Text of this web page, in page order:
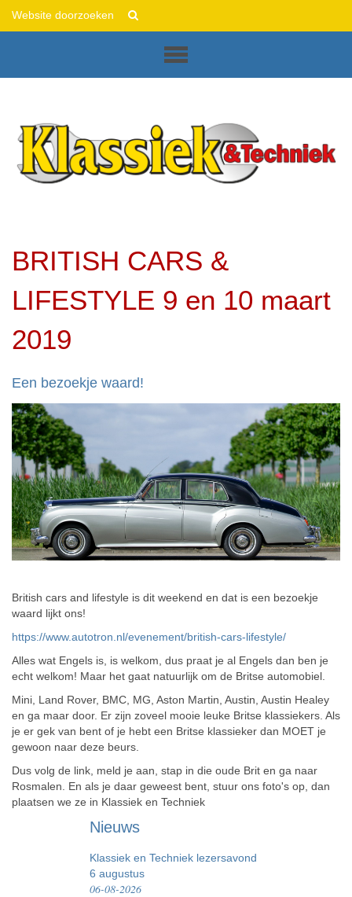
Zoek
Geavanceerd
BRITISH CARS &
LIFESTYLE 9 en 10 maart
2019
Een bezoekje waard!
British cars and lifestyle is dit weekend en dat is een bezoekje
waard lijkt ons!
https://www.autotron.nl/evenement/british-cars-lifestyle/
Alles wat Engels is, is welkom, dus praat je al Engels dan ben je
echt welkom! Maar het gaat natuurlijk om de Britse automobiel.
Mini, Land Rover, BMC, MG, Aston Martin, Austin, Austin Healey
en ga maar door. Er zijn zoveel mooie leuke Britse klassiekers. Als
je er gek van bent of je hebt een Britse klassieker dan MOET je
gewoon naar deze beurs.
Dus volg de link, meld je aan, stap in die oude Brit en ga naar
Rosmalen. En als je daar geweest bent, stuur ons foto's op, dan
plaatsen we ze in Klassiek en Techniek
Nieuws
Klassiek en Techniek lezersavond
6 augustus
06-08-2026